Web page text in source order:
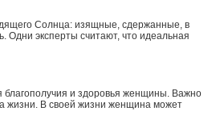
Солнца: изящные, сдержанные, в
Одни эксперты считают, что идеальная
и здоровья женщины. Важно
жизни. В своей жизни женщина может